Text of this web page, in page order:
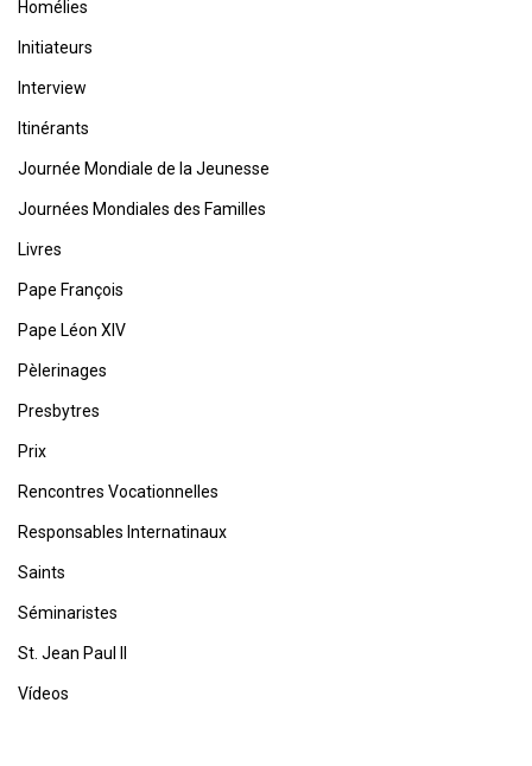
Homélies
Initiateurs
Interview
Itinérants
Journée Mondiale de la Jeunesse
Journées Mondiales des Familles
Livres
Pape François
Pape Léon XIV
Pèlerinages
Presbytres
Prix
Rencontres Vocationnelles
Responsables Internatinaux
Saints
Séminaristes
St. Jean Paul II
Vídeos